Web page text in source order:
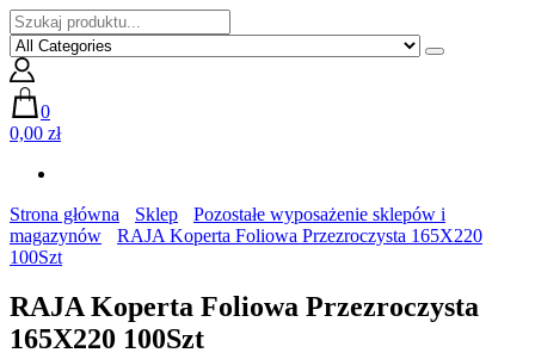
0
0,00 zł
Strona główna Sklep
Pozostałe wyposażenie sklepów i
magazynów
RAJA Koperta Foliowa Przezroczysta 165X220
100Szt
RAJA Koperta Foliowa Przezroczysta
165X220 100Szt